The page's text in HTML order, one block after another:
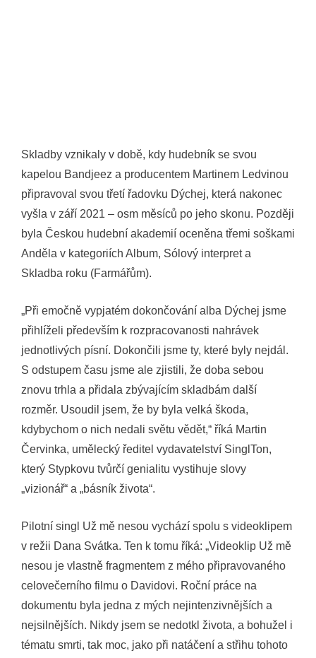
Skladby vznikaly v době, kdy hudebník se svou
kapelou Bandjeez a producentem Martinem Ledvinou
připravoval svou třetí řadovku Dýchej, která nakonec
vyšla v září 2021 – osm měsíců po jeho skonu. Později
byla Českou hudební akademií oceněna třemi soškami
Anděla v kategoriích Album, Sólový interpret a
Skladba roku (Farmářům).
„Při emočně vypjatém dokončování alba Dýchej jsme
přihlíželi především k rozpracovanosti nahrávek
jednotlivých písní. Dokončili jsme ty, které byly nejdál.
S odstupem času jsme ale zjistili, že doba sebou
znovu trhla a přidala zbývajícím skladbám další
rozměr. Usoudil jsem, že by byla velká škoda,
kdybychom o nich nedali světu vědět,“ říká Martin
Červinka, umělecký ředitel vydavatelství SinglTon,
který Stypkovu tvůrčí genialitu vystihuje slovy
„vizionář“ a „básník života“.
Pilotní singl Už mě nesou vychází spolu s videoklipem
v režii Dana Svátka. Ten k tomu říká: „Videoklip Už mě
nesou je vlastně fragmentem z mého připravovaného
celovečerního filmu o Davidovi. Roční práce na
dokumentu byla jedna z mých nejintenzivnějších a
nejsilnějších. Nikdy jsem se nedotkl života, a bohužel i
tématu smrti, tak moc, jako při natáčení a střihu tohoto